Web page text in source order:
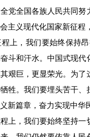
全国各族人民共同努
主义现代化国家新征程
，我们要始终保持昂
斗和汗水。中国式现
艰巨，更显荣光。为
牲。我们要埋头苦干
新篇章，奋力实现中华
，我们要始终坚持一